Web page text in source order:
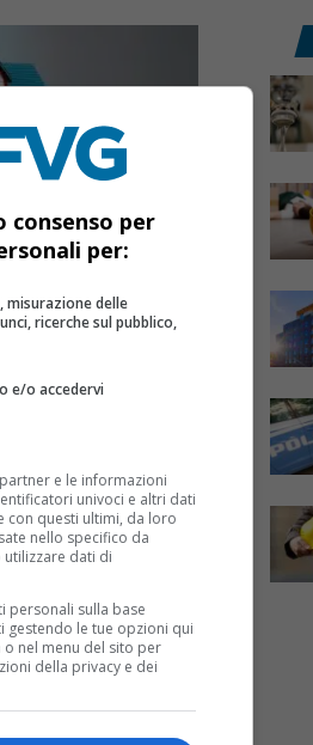
richieste in
precedente
consenso per
per:
misurazione delle
ricerche sul pubblico,
e/o accedervi
e le informazioni
univoci e altri dati
con questi ultimi, da loro
nello specifico da
dati di
sulla base
le tue opzioni qui
nel menu del sito per
della privacy e dei